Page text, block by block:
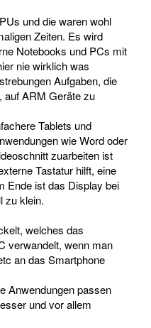
und die waren wohl
Zeiten. Es wird
Notebooks und PCs mit
nie wirklich was
Aufgaben, die
auf ARM Geräte zu
Tablets und
wie Word oder
zuarbeiten ist
Tastatur hilft, eine
Ende ist das Display bei
zu klein.
welches das
verwandelt, wenn man
an das Smartphone
Anwendungen passen
und vor allem